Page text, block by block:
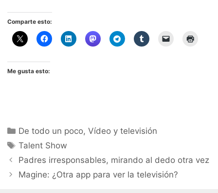
Comparte esto:
Me gusta esto:
Categorías
De todo un poco,Vídeo y televisión
Etiquetas
Talent Show
Padres irresponsables, mirando al dedo otra vez
Magine: ¿Otra app para ver la televisión?